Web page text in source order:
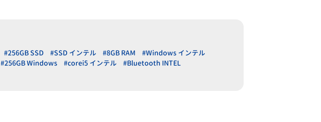
#256GB SSD #SSD インテル #8GB RAM
#Windows インテル
#256GB Windows #corei5 インテル
#Bluetooth INTEL